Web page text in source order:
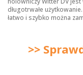
długotrwałe
łatwo i szybko można
>>